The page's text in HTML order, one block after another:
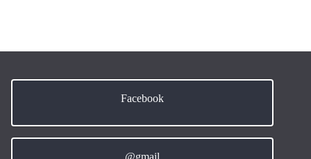
Facebook